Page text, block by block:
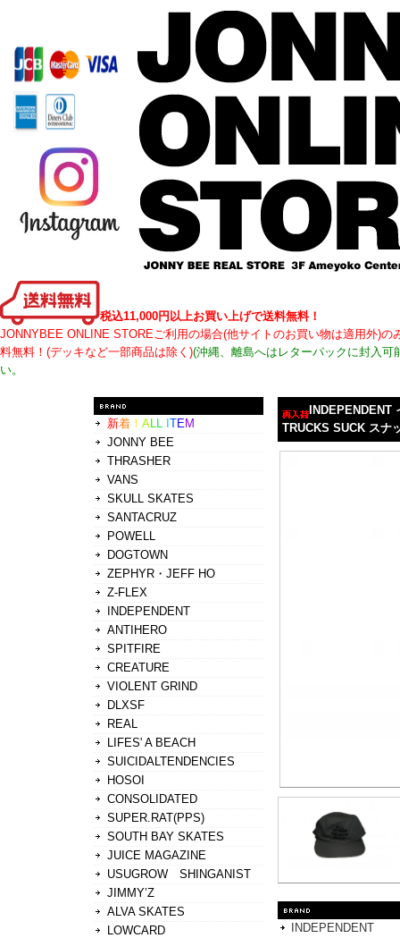
税込11,000円以上お買い上げで送料無料！
JONNYBEE ONLINE STOREご利用の場合(他サイトのお買い物は適用外)
料無料！(デッキなど一部商品は除く)(沖縄、離島へはレターパックに封入
い。
新着 ！ ALL TEM
JONNY BEE
THRASHER
VANS
SKULL SKATES
SANTACRUZ
POWELL
DOGTOWN
ZEPHYR・JEFF HO
Z-FLEX
INDEPENDENT
ANTIHERO
SPITFIRE
CREATURE
VIOLENT GRIND
DLXSF
REAL
LIFES' A BEACH
SUICIDALTENDENCIES
HOSOI
CONSOLIDATED
SUPER.RAT(PPS)
SOUTH BAY SKATES
JUICE MAGAZINE
USUGROW SHINGANIST
JIMMY’Z
ALVA SKATES
LOWCARD
TRUCKS SUCK スナ
INDEPENDENT